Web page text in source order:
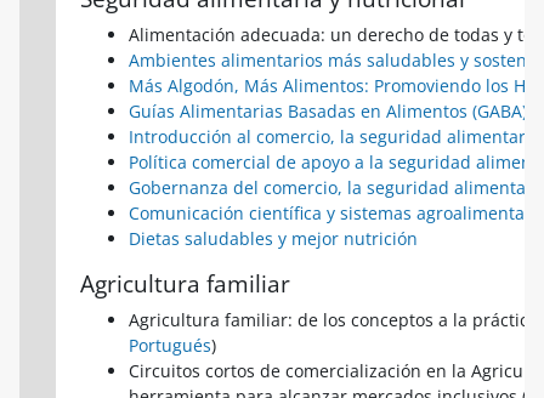
Alimentación adecuada: un derecho de todas y
Ambientes alimentarios más saludables y
Más Algodón, Más Alimentos: Promoviendo los
Guías Alimentarias Basadas en Alimentos (GABA)
Introducción al comercio, la seguridad
Política comercial de apoyo a la seguridad
Gobernanza del comercio, la seguridad
Comunicación científica y sistemas
Dietas saludables y mejor nutrición
Agricultura familiar
Agricultura familiar: de los conceptos a la práctica
Portugués)
Circuitos cortos de comercialización en la